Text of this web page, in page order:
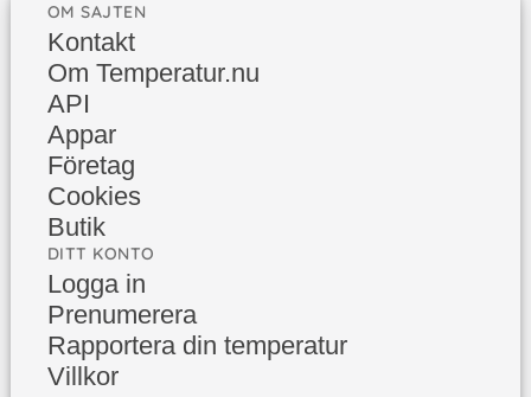
OM SAJTEN
Kontakt
Om Temperatur.nu
API
Appar
Företag
Cookies
Butik
DITT KONTO
Logga in
Prenumerera
Rapportera din temperatur
Villkor